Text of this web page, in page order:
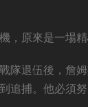
，原來是一場
隊退伍後，詹
追捕。他必須